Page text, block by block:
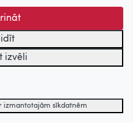
izvēli
izmantotajām sīkdatnēm